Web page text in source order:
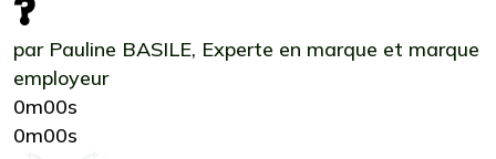
par Pauline BASILE, Experte en marque et marque
employeur
0m00s
0m00s